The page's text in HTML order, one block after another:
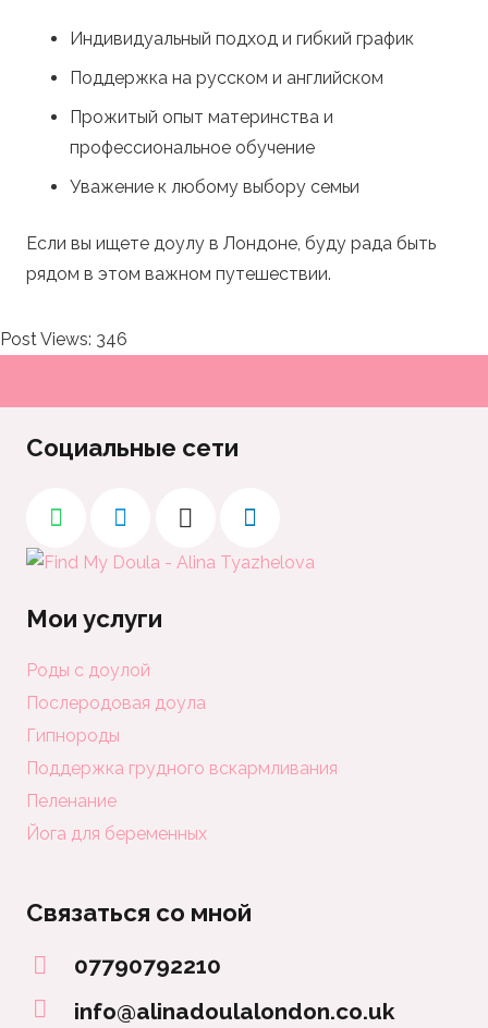
Индивидуальный подход и гибкий график
Поддержка на русском и английском
Прожитый опыт материнства и
профессиональное обучение
Уважение к любому выбору семьи
Если вы ищете доулу в Лондоне, буду рада быть
рядом в этом важном путешествии.
Post Views: 346
Социальные сети
Мои услуги
Роды с доулой
Послеродовая доула
Гипнороды
Поддержка грудного вскармливания
Пеленание
Йога для беременных
Связаться со мной
07790792210
info@alinadoulalondon.co.uk